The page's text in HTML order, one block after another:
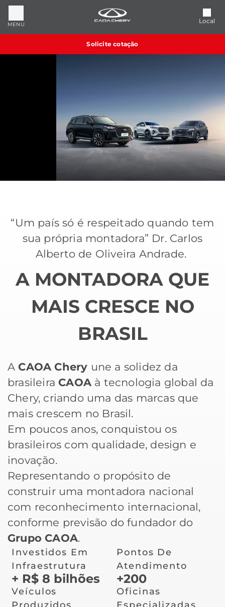
MENU Local
Solicite cotação
“Um país só é respeitado quando tem
sua própria montadora” Dr. Carlos
Alberto de Oliveira Andrade.
A MONTADORA QUE
MAIS CRESCE NO
BRASIL
ACAOA Chery une a solidez da
brasileiraCAOA à tecnologia global da
Chery, criando uma das marcas que
mais crescem no Brasil.
Em poucos anos, conquistou os
brasileiros com qualidade, design e
inovação.
Representando o propósito de
construir uma montadora nacional
com reconhecimento internacional,
conforme previsão do fundador do
Grupo CAOA.
Investidos Em
Infraestrutura
+ R$ 8 bilhões
Pontos De
Atendimento
+200
Veículos
Oficinas